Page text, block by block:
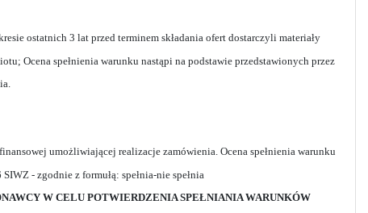
ostatnich 3 lat przed terminem składania ofert dostarczyli materiały
Ocena spełnienia warunku nastąpi na podstawie przedstawionych przez
umożliwiającej realizacje zamówienia. Ocena spełnienia warunku
- zgodnie z formułą: spełnia-nie spełnia
W CELU POTWIERDZENIA SPEŁNIANIA WARUNKÓW